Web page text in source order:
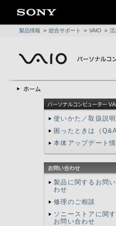
製品情報 > 総合サポート > VAIO > 活
使いかた／取扱説明
困ったときは（Q&A
本体アップデート
製品に関するお問
わせ
修理のご相談
ソニーストアに関
お問い合わせ